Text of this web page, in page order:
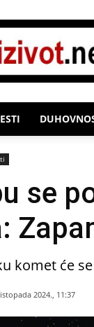
Novi
se
komet će
2024., 11:37